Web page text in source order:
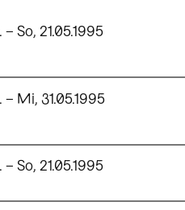
– So, 21.05.1995
– Mi, 31.05.1995
– So, 21.05.1995